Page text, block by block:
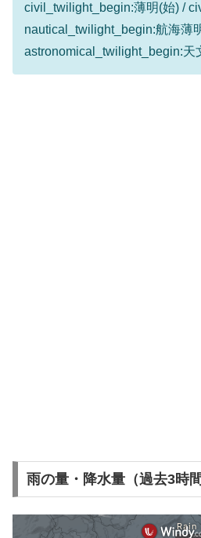
civil_twilight_begin:薄明(始) /
nautical_twilight_begin:航海薄
astronomical_twilight_begin:天
雨の量・降水量（過去3時間